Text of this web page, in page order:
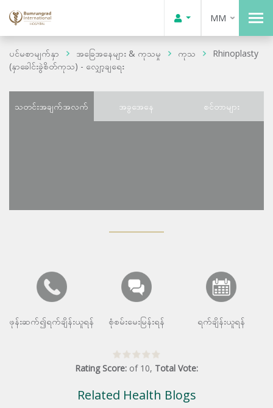
MM
ပင်မစာမျက်နှာ အခြေအနေများ & ကုသမှု ကုသ
Rhinoplasty
(နှာခေါင်းခွဲစိတ်ကုသ) - လျှော့ချရေး
သတင်းအချက်အလက် အခွအေနေ စင်တာများ
ဖုန်းဆက်၍ရက်ချိန်းယူရန် စုံစမ်းမေးမြန်းရန် ရက်ချိန်းယူရန်
Rating Score: of 10, Total Vote:
Related Health Blogs